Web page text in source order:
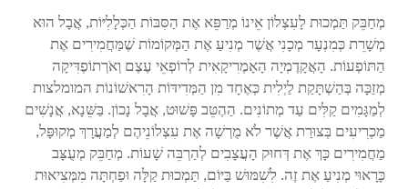
מְחַבֵּק תַּמְכוּת לָעִצְלוֹן אֵינוֹ מְרַפֵּא אֶת הַסִּבּוֹת הַכְּלָלִיּוֹת, אֲבָל הוּא
מְשָׁרֵת כְּמִנְעָר מְכָנִי אֲשֶׁר מְנִיעַ אֶת הַמְּקוֹמוֹת שֶׁמַּחֲמִירִים אֶת
הַתּוֹפְעוֹת. הָאֲקָדֶמְיָה הָאָמֶרִיקָאִית לְרוֹפְאֵי עֶצֶם וְאֹרְתוֹפֶדִּיקָה
מְזַכָּה בְּהַשְׁתָּקַת לַיְלִית כְּאֶחָד מִן הַמְּדִידּוֹת הָרִאשׁוֹנוֹת המומלצות
לְמַגָּמִים קַלִּים עַד מְתוֹנִים. הַהֶטֵּב פָּשׁוּט, אֲבָל נָכוֹן. בַּשֵּׁנָא, אֲנָשִׁים
מַכְרִיעִים בְּצוּרַת אֲשֶׁר לֹא מֻרְשָׁה אֶת עִצְלוֹנֵיהֶם לְמַעֲרָךְ מְקוּפָּל,
מַחֲמִירִים כָּךְ אֶת דְּחוּק הָעֲצָבִים לְהַרְבֵּה שָׁעוֹת. מְחַבֵּק מְעֻצָּב
כָּרָאוּי מְנִיעַ אֶת זֶה. לִשִׁמּוּשׁ בַּיּוֹם, תַּמְכוּת קַלָּה וּפַחְתָּה מִמְּצִיאוּת